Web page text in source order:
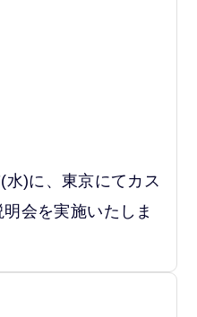
)に、東京にてカス
会を実施いたしま